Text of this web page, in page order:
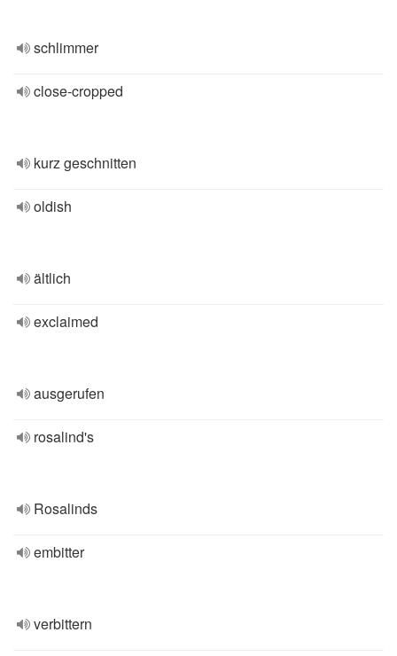
schlimmer
close-cropped
kurz geschnitten
oldish
ältlich
exclaimed
ausgerufen
rosalind's
Rosalinds
embitter
verbittern